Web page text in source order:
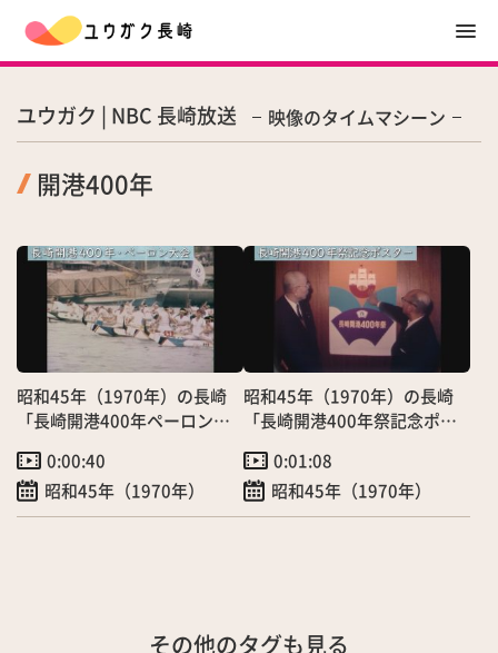
ユウガク | NBC 長崎放送 映像のタイムマシーン
開港400年
昭和45年（1970年）の長崎
「長崎開港400年ペーロン大
0:00:40
昭和45年（1970年）
昭和45年（1970年）の長崎
「長崎開港400年祭記念ポス
0:01:08
昭和45年（1970年）
その他のタグも見る